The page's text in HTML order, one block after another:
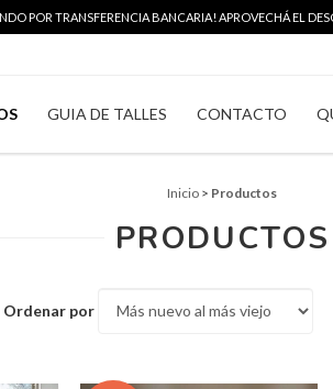
POR TRANSFERENCIA BANCARIA! APROVECHÁ EL
GUIA DE TALLES CONTACTO
Inicio > Productos
PRODUCTOS
Ordenar por